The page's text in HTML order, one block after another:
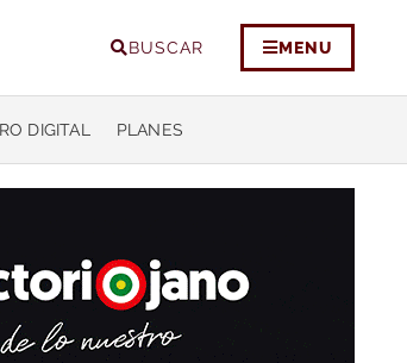
BUSCAR MENU
DIGITAL PLANES